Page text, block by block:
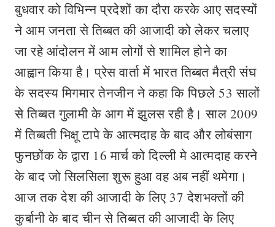
बुधवार को विभिन्न प्रदेशों का दौरा करके आए सदस्यों
ने आम जनता से तिब्बत की आजादी को लेकर चलाए
जा रहे आंदोलन में आम लोगों से शामिल होने का
आह्वान किया है। प्रेस वार्ता में भारत तिब्बत मैत्री संघ
के सदस्य मिगमार तेनजीन ने कहा कि पिछले 53 सालों
से तिब्बत गुलामी के आग में झुलस रही है। साल 2009
में तिब्बती भिक्षू टापे के आत्मदाह के बाद और लोबंसाग
फुनछोंक के द्वारा 16 मार्च को दिल्ली मे आत्मदाह करने
के बाद जो सिलसिला शुरू हुआ वह अब नहीं थमेगा।
आज तक देश की आजादी के लिए 37 देशभक्तों की
कुर्बानी के बाद चीन से तिब्बत की आजादी के लिए